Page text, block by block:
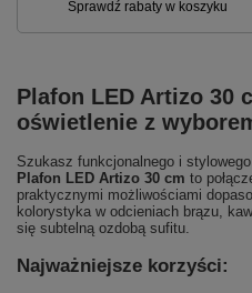
Plafon LED Artizo 30
oświetlenie z
Szukasz funkcjonalnego i
Plafon LED Artizo 30 cm to
praktycznymi możliwościami
kolorystyka w odcieniach brązu,
się subtelną ozdobą sufitu.
Najważniejsze korzyści: